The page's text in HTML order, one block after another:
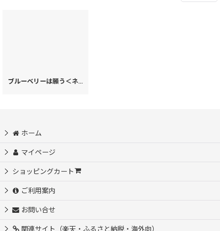
ブルーベリーは願う＜ネイビー＞ 三つ折りミニ財布［t］
ホーム
マイページ
ショッピングカート
ご利用案内
お問い合せ
関連サイト（楽天・ふるさと納税・海外向）